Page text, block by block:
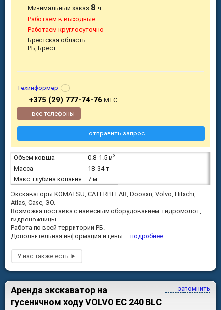
Объем ковша 0.8-1.5 м3
Масса
18-34 т
Макс. глубина копания
7 м
Экскаваторы KOMATSU, CATERPILLAR, Doosan, Volvo, Hitachi,
Atlas, Case, ЭО.
Возможна поставка с навесным оборудованием: гидромолот,
гидроножницы.
Работа по всей территории РБ.
Дополнительная информация и цены ... подробнее
Минимальный заказ 8ч.
Работаем в выходные
Работаем круглосуточно
Брестская область
РБ, Брест
Техинформер
+375 (29) 777-74-76 МТС
все телефоны
отправить запрос
запомнить
Аренда экскаватор на
гусеничном ходу VOLVO EC 240 BLС